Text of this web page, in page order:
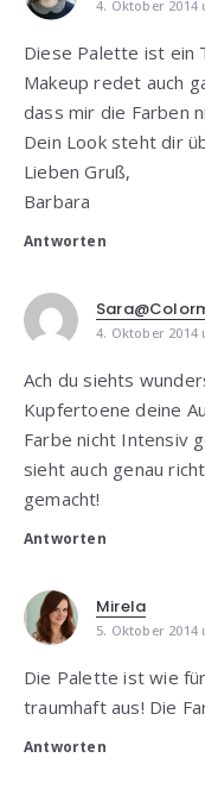
4. Oktober 2014
Diese Palette ist ein
Makeup redet auch
dass mir die Farben
Dein Look steht dir
Lieben Gruß,
Barbara
Antworten
4. Oktober 2014
Ach du siehts
Kupfertoene deine
Farbe nicht Intensiv
sieht auch genau
gemacht!
Antworten
Mirela
5. Oktober 2014
Die Palette ist wie
traumhaft aus! Die
Antworten